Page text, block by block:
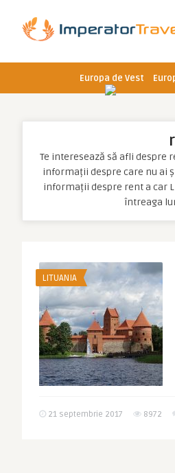
Europa de Vest
Te interesează să afli despre
informații despre care nu ai
informații despre rent a car
întreaga
LITUANIA
21 septembrie 2017 8972